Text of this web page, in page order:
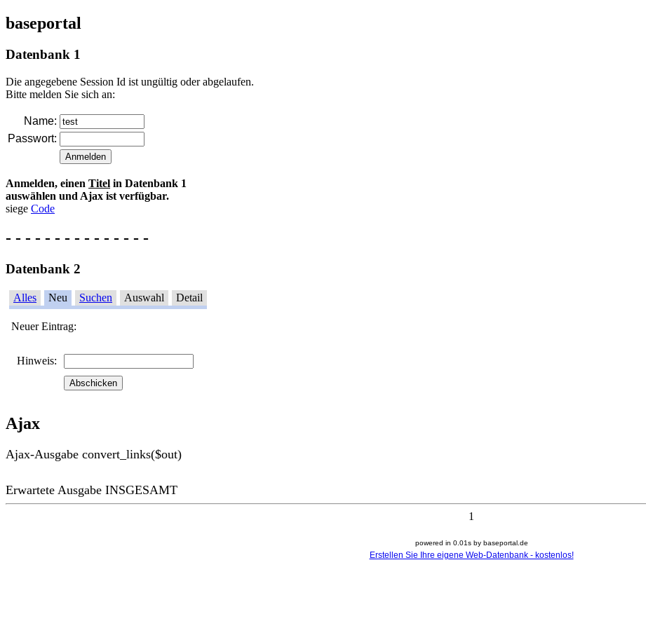
baseportal
Datenbank 1
Die angegebene Session Id ist ungültig oder abgelaufen.
Bitte melden Sie sich an:
Name:
Passwort:
Anmelden, einen Titel in Datenbank 1
auswählen und Ajax ist verfügbar.
siege Code
- - - - - - - - - - - - - - -
Datenbank 2
Alles Neu Suchen Auswahl Detail
Neuer Eintrag:
Hinweis:
Ajax
Ajax-Ausgabe convert_links($out)
Erwartete Ausgabe INSGESAMT
1
powered in 0.01s by baseportal.de
Erstellen Sie Ihre eigene Web-Datenbank - kostenlos!